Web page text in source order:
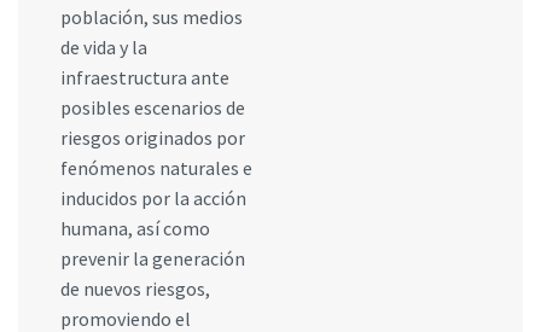
población, sus medios
de vida y la
infraestructura ante
posibles escenarios de
riesgos originados por
fenómenos naturales e
inducidos por la acción
humana, así como
prevenir la generación
de nuevos riesgos,
promoviendo el